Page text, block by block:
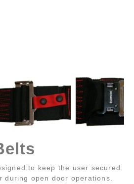
to keep the user secured
during open door operations.